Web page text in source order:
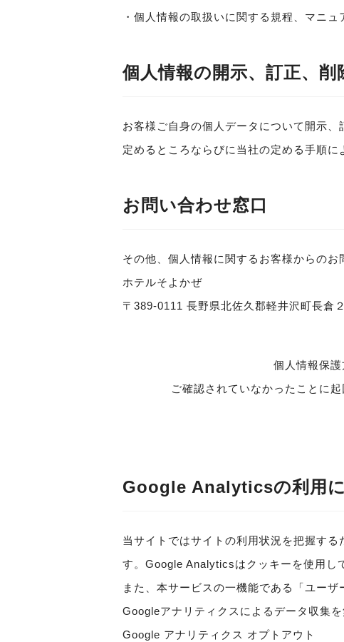
・個人情報の取扱いに関する規程、マニ
個人情報の開示、訂正、削
お客様ご自身の個人データについて開示
定めるところならびに当社の定める手順に
お問い合わせ窓口
その他、個人情報に関するお客様からのお
ホテルそよかぜ
〒389-0111 長野県北佐久郡軽井沢町長倉
個人情報保
ご確認されていなかったことに
Google Analyticsの利用
当サイトではサイトの利用状況を把握す
す。Google Analyticsはクッキーを使用し
また、本サービスの一機能である「ユー
Googleアナリティクスによるデータ収集
Google アナリティクス オプトアウト